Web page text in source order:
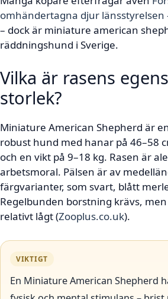
omhändertagna djur länsstyrelsen
– dock är miniature american
räddningshund i Sverige.
Vilka är rasens
storlek?
Miniature American Shepherd är
robust hund med hanar på 46–58
och en vikt på 9–18 kg. Rasen är
arbetsmoral. Pälsen är av
färgvarianter, som svart, blått
Regelbunden borstning krävs,
relativt lågt (Zooplus.co.uk).
VIKTIGT
En Miniature American Shepherd